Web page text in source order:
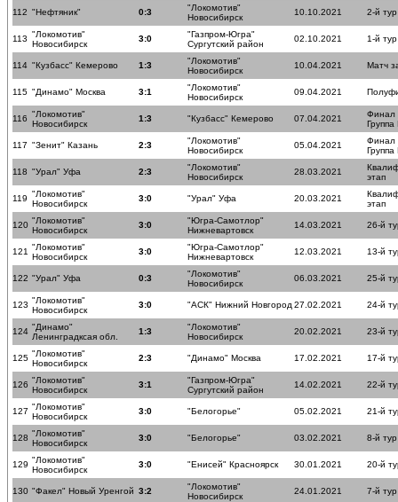
112 "Нефтяник" 0:3
"Локомотив"
Новосибирск
10.10.2021 2-й тур
113 "Локомотив"
Новосибирск
3:0
"Газпром-Югра"
Сургутский район
02.10.2021 1-й тур
114 "Кузбасс" Кемерово 1:3
"Локомотив"
Новосибирск
10.04.2021 Матч
115 "Динамо" Москва 3:1
"Локомотив"
Новосибирск
09.04.2021
116 "Локомотив"
Новосибирск
1:3 "Кузбасс" Кемерово 07.04.2021
Финал
Группа
117 "Зенит" Казань 2:3
"Локомотив"
Новосибирск
05.04.2021
Финал
Группа
118 "Урал" Уфа 2:3
"Локомотив"
Новосибирск
28.03.2021
этап
119 "Локомотив"
Новосибирск
3:0 "Урал" Уфа 20.03.2021
этап
120 "Локомотив"
Новосибирск
3:0
"Югра-Самотлор"
Нижневартовск
14.03.2021 26-й
121 "Локомотив"
Новосибирск
3:0
"Югра-Самотлор"
Нижневартовск
12.03.2021 13-й
122 "Урал" Уфа 0:3
"Локомотив"
Новосибирск
06.03.2021 25-й
123 "Локомотив"
Новосибирск
3:0 "АСК" Нижний Новгород 27.02.2021 24-й
124 "Динамо"
Ленинградксая обл.
1:3
"Локомотив"
Новосибирск
20.02.2021 23-й
125 "Локомотив"
Новосибирск
2:3 "Динамо" Москва 17.02.2021 17-й
126 "Локомотив"
Новосибирск
3:1
"Газпром-Югра"
Сургутский район
14.02.2021 22-й
127 "Локомотив"
Новосибирск
3:0 "Белогорье" 05.02.2021 21-й
128 "Локомотив"
Новосибирск
3:0 "Белогорье" 03.02.2021 8-й тур
129 "Локомотив"
Новосибирск
3:0 "Енисей" Красноярск 30.01.2021 20-й
130 "Факел" Новый Уренгой 3:2
"Локомотив"
Новосибирск
24.01.2021 7-й тур